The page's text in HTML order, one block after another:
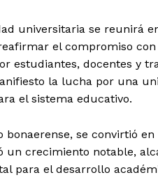
universitaria se reunirá
el compromiso
estudiantes, docentes y
la lucha por una
el sistema educativo.
se convirtió
un crecimiento notable,
para el desarrollo